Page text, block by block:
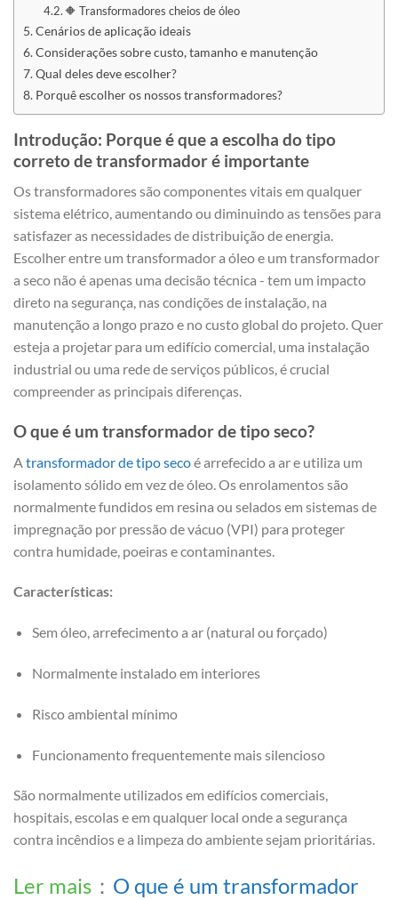
🔶 Transformadores cheios de óleo
Cenários de aplicação ideais
Considerações sobre custo, tamanho e manutenção
Qual deles deve escolher?
Porquê escolher os nossos transformadores?
Introdução: Porque é que a escolha do tipo
correto de transformador é importante
Os transformadores são componentes vitais em qualquer
sistema elétrico, aumentando ou diminuindo as tensões para
satisfazer as necessidades de distribuição de energia.
Escolher entre um transformador a óleo e um transformador
a seco não é apenas uma decisão técnica - tem um impacto
direto na segurança, nas condições de instalação, na
manutenção a longo prazo e no custo global do projeto. Quer
esteja a projetar para um edifício comercial, uma instalação
industrial ou uma rede de serviços públicos, é crucial
compreender as principais diferenças.
O que é um transformador de tipo seco?
A transformador de tipo secoé arrefecido a ar e utiliza um
isolamento sólido em vez de óleo. Os enrolamentos são
normalmente fundidos em resina ou selados em sistemas de
impregnação por pressão de vácuo (VPI) para proteger
contra humidade, poeiras e contaminantes.
Características:
Sem óleo, arrefecimento a ar (natural ou forçado)
Normalmente instalado em interiores
Risco ambiental mínimo
Funcionamento frequentemente mais silencioso
São normalmente utilizados em edifícios comerciais,
hospitais, escolas e em qualquer local onde a segurança
contra incêndios e a limpeza do ambiente sejam prioritárias.
Ler mais ： O que é um transformador